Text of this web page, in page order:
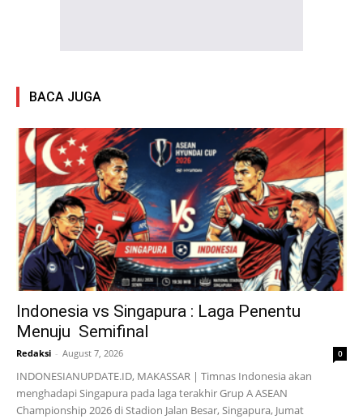
BACA JUGA
Indonesia vs Singapura : Laga Penentu
Menuju Semifinal
Redaksi - August 7, 2026 0
INDONESIANUPDATE.ID, MAKASSAR | Timnas Indonesia akan
menghadapi Singapura pada laga terakhir Grup A ASEAN
Championship 2026 di Stadion Jalan Besar, Singapura, Jumat